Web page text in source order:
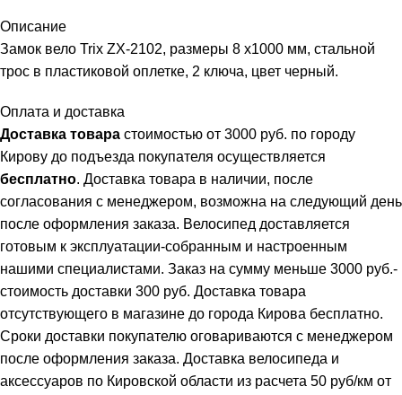
Описание
Замок вело Trix ZX-2102, размеры 8 x1000 мм, стальной
трос в пластиковой оплетке, 2 ключа, цвет черный.
Оплата и доставка
Доставка товара стоимостью от 3000 руб. по городу
Кирову до подъезда покупателя осуществляется
бесплатно. Доставка товара в наличии, после
согласования с менеджером, возможна на следующий день
после оформления заказа. Велосипед доставляется
готовым к эксплуатации-собранным и настроенным
нашими специалистами. Заказ на сумму меньше 3000 руб.-
стоимость доставки 300 руб. Доставка товара
отсутствующего в магазине до города Кирова бесплатно.
Сроки доставки покупателю оговариваются с менеджером
после оформления заказа. Доставка велосипеда и
аксессуаров по Кировской области из расчета 50 руб/км от